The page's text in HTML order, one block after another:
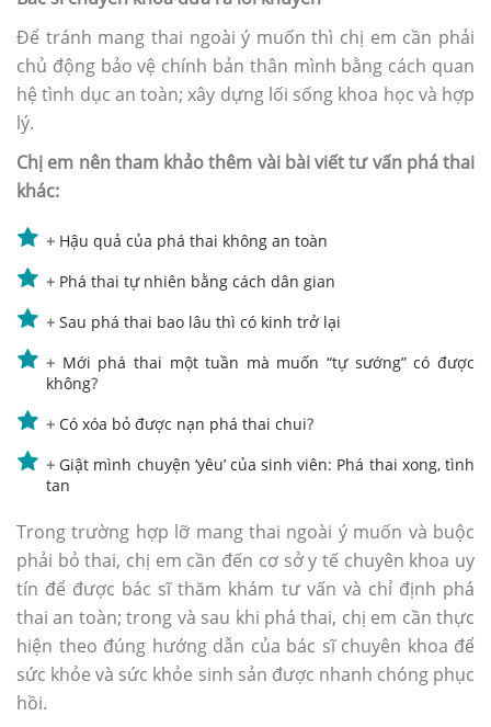
Để tránh mang thai ngoài ý muốn thì chị em cần phải
chủ động bảo vệ chính bản thân mình bằng cách quan
hệ tình dục an toàn; xây dựng lối sống khoa học và hợp
lý.
Chị em nên tham khảo thêm vài bài viết tư vấn phá thai
khác:
+ Hậu quả của phá thai không an toàn
+ Phá thai tự nhiên bằng cách dân gian
+ Sau phá thai bao lâu thì có kinh trở lại
+ Mới phá thai một tuần mà muốn “tự sướng” có được
không?
+ Có xóa bỏ được nạn phá thai chui?
+Giật mình chuyện ‘yêu’ của sinh viên: Phá thai xong, tình
tan
Trong trường hợp lỡ mang thai ngoài ý muốn và buộc
phải bỏ thai, chị em cần đến cơ sở y tế chuyên khoa uy
tín để được bác sĩ thăm khám tư vấn và chỉ định phá
thai an toàn; trong và sau khi phá thai, chị em cần thực
hiện theo đúng hướng dẫn của bác sĩ chuyên khoa để
sức khỏe và sức khỏe sinh sản được nhanh chóng phục
hồi.